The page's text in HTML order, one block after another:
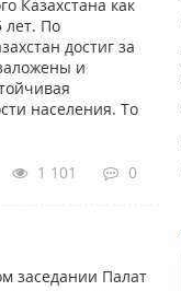
Казахстана как
лет. По
достиг за
и
населения. То
1 101 0
заседании Палат